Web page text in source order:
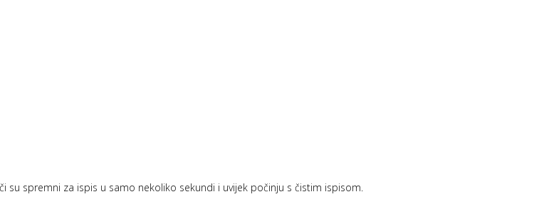
spremni za ispis u samo nekoliko sekundi i uvijek počinju s čistim ispisom.